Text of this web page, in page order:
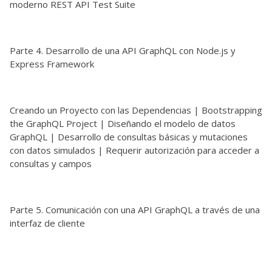
moderno REST API Test Suite
Parte 4. Desarrollo de una API GraphQL con Node.js y
Express Framework
Creando un Proyecto con las Dependencias | Bootstrapping
the GraphQL Project | Diseñando el modelo de datos
GraphQL | Desarrollo de consultas básicas y mutaciones
con datos simulados | Requerir autorización para acceder a
consultas y campos
Parte 5. Comunicación con una API GraphQL a través de una
interfaz de cliente